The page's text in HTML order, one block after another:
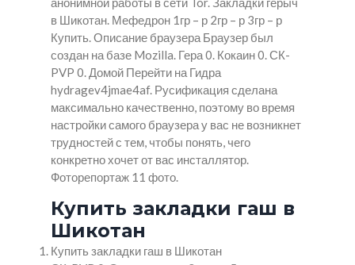
в Шикотан. Мефедрон 1гр – р 2гр – р 3гр – р
Купить. Описание браузера Браузер был
создан на базе Mozilla. Гера 0. Кокаин 0. СК-
PVP 0. Домой Перейти на Гидра
hydragev4jmae4af. Русификация сделана
максимально качественно, поэтому во время
настройки самого браузера у вас не возникнет
трудностей с тем, чтобы понять, чего
конкретно хочет от вас инсталлятор.
Фоторепортаж 11 фото.
Купить закладки гаш в
Шикотан
Купить закладки гаш в Шикотан